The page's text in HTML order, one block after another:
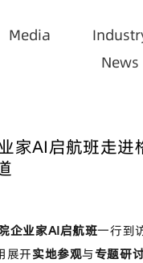
Media
News
家AI启航班走进
企业家AI启航班一行到
展开实地参观与专题研